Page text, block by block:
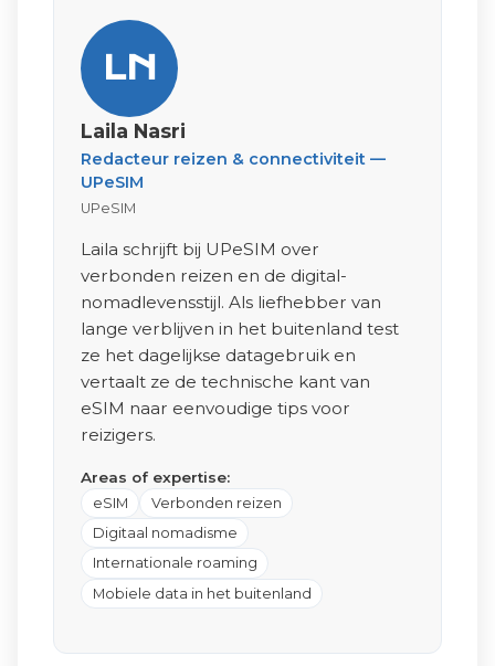
LN
Laila Nasri
Redacteur reizen & connectiviteit —
UPeSIM
UPeSIM
Laila schrijft bij UPeSIM over
verbonden reizen en de digital-
nomadlevensstijl. Als liefhebber van
lange verblijven in het buitenland test
ze het dagelijkse datagebruik en
vertaalt ze de technische kant van
eSIM naar eenvoudige tips voor
reizigers.
Areas of expertise:
eSIM
Verbonden reizen
Digitaal nomadisme
Internationale roaming
Mobiele data in het buitenland